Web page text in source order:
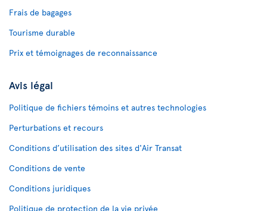
Frais de bagages
Tourisme durable
Prix et témoignages de reconnaissance
Avis légal
Politique de fichiers témoins et autres technologies
Perturbations et recours
Conditions d’utilisation des sites d'Air Transat
Conditions de vente
Conditions juridiques
Politique de protection de la vie privée